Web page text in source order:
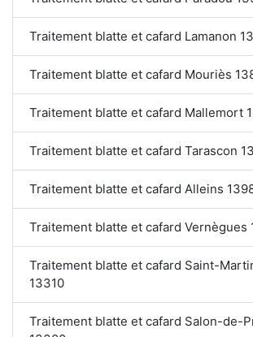
Traitement blatte et cafard Lamanon
Traitement blatte et cafard Mouriès
Traitement blatte et cafard Mallemort
Traitement blatte et cafard Tarascon
Traitement blatte et cafard Alleins
Traitement blatte et cafard Vernègues
Traitement blatte et cafard Saint-
13310
Traitement blatte et cafard Salon-de-